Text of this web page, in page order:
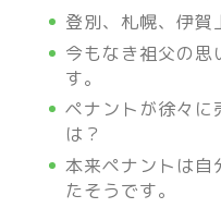
登別、札幌、伊賀
今もなき祖父の思
す。
ペナントが徐々に
は？
本来ペナントは自
たそうです。